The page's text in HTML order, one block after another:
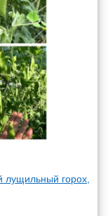
горох,